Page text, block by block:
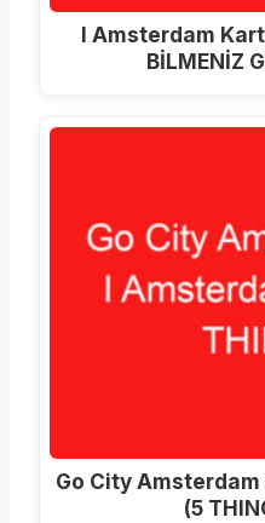
I Amsterdam
BİLMENİZ
Go City Amsterdam
(5